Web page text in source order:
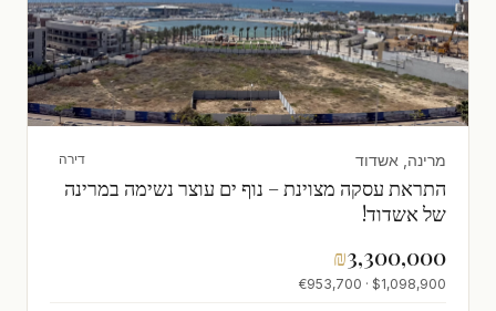
מרינה, אשדוד דירה
התראת עסקה מצוינת – נוף ים עוצר נשימה במרינה
של אשדוד!
₪3,300,000
$1,098,900 · €953,700